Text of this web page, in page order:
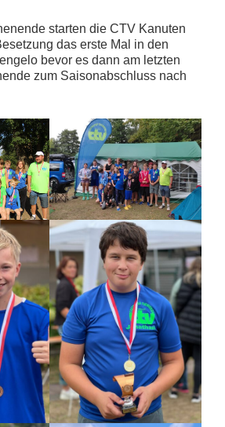
starten die CTV Kanuten
das erste Mal in den
bevor es dann am letzten
zum Saisonabschluss nach